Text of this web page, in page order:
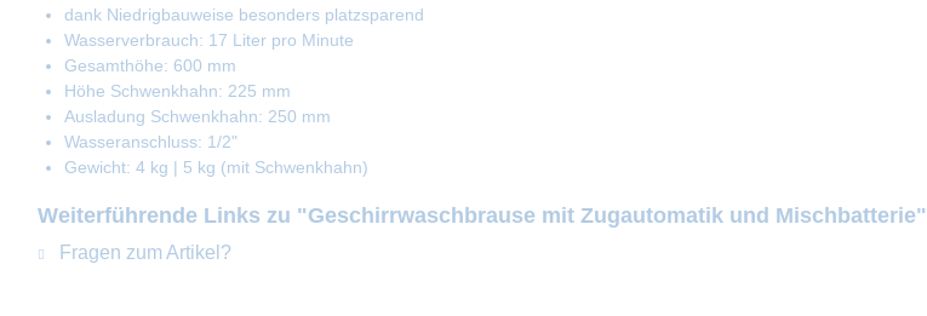
dank Niedrigbauweise besonders platzsparend
Wasserverbrauch: 17 Liter pro Minute
Gesamthöhe: 600 mm
Höhe Schwenkhahn: 225 mm
Ausladung Schwenkhahn: 250 mm
Wasseranschluss: 1/2"
Gewicht: 4 kg | 5 kg (mit Schwenkhahn)
Weiterführende Links zu "Geschirrwaschbrause mit Zugautomatik und Mischbatterie"
Fragen zum Artikel?